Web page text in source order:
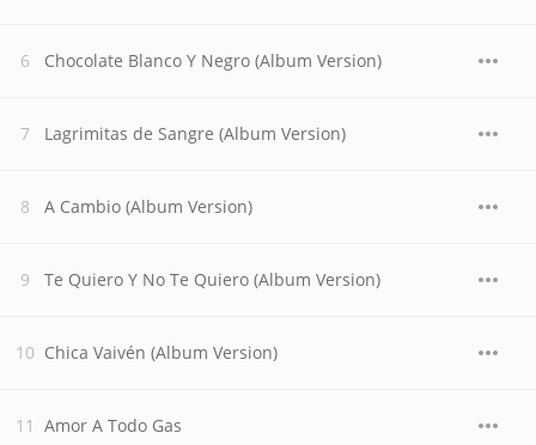
Chocolate Blanco Y Negro (Album Version)
Lagrimitas de Sangre (Album Version)
A Cambio (Album Version)
Te Quiero Y No Te Quiero (Album Version)
Chica Vaivén (Album Version)
Amor A Todo Gas